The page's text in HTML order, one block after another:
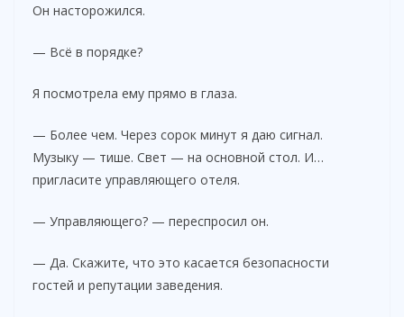
Он насторожился.
— Всё в порядке?
Я посмотрела ему прямо в глаза.
— Более чем. Через сорок минут я даю сигнал.
Музыку — тише. Свет — на основной стол. И…
пригласите управляющего отеля.
— Управляющего? — переспросил он.
— Да. Скажите, что это касается безопасности
гостей и репутации заведения.